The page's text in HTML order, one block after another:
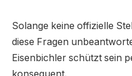
Solange keine offizielle
diese Fragen
Eisenbichler schützt sein